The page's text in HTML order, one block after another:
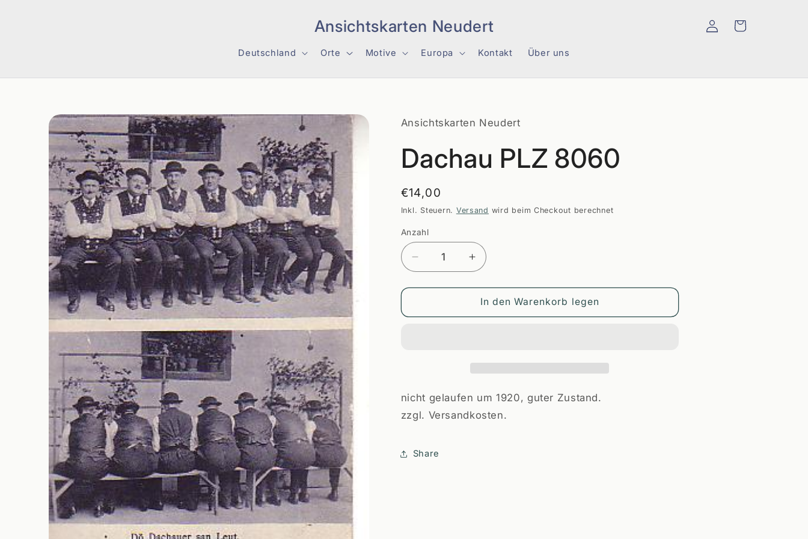
Ansichtskarten Neudert
Deutschland Orte Motive Europa Kontakt Über uns
EinloggenWarenkorb
Zu
Produktinformationen
springen
Ansichtskarten Neudert
Dachau PLZ 8060
Normaler
Preis
€14,00
Inkl. Steuern. Versand wird beim Checkout berechnet
Anzahl
Anzahl
Verringere
die
Menge
Dachau
Erhöhe
die
Menge
für
Dachau
In den Warenkorb legen
nicht gelaufen um 1920, guter Zustand.
zzgl. Versandkosten.
Share